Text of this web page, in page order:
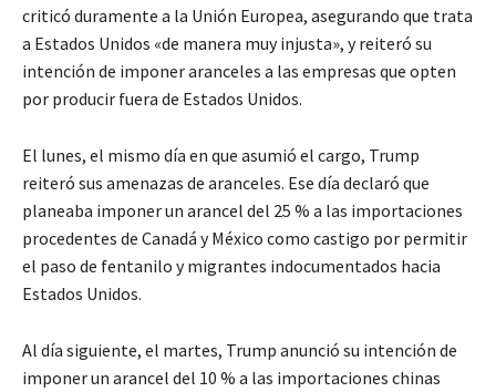
criticó duramente a la Unión Europea, asegurando que trata
a Estados Unidos «de manera muy injusta», y reiteró su
intención de imponer aranceles a las empresas que opten
por producir fuera de Estados Unidos.
El lunes, el mismo día en que asumió el cargo, Trump
reiteró sus amenazas de aranceles. Ese día declaró que
planeaba imponer un arancel del 25 % a las importaciones
procedentes de Canadá y México como castigo por permitir
el paso de fentanilo y migrantes indocumentados hacia
Estados Unidos.
Al día siguiente, el martes, Trump anunció su intención de
imponer un arancel del 10 % a las importaciones chinas